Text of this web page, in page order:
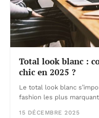
Total look blanc :
chic en 2025 ?
Le total look blanc
fashion les plus
15 DÉCEMBRE 2025